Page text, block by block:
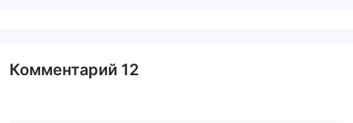
Комментарий 12